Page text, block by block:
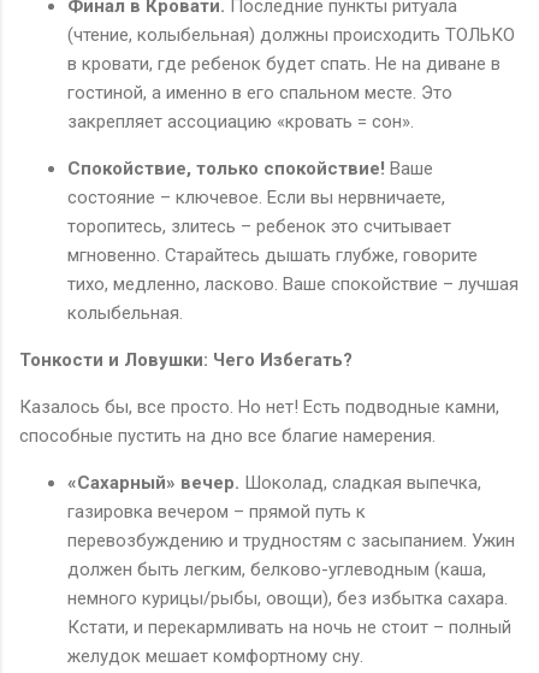
Финал в Кровати. Последние пункты ритуала
(чтение, колыбельная) должны происходить ТОЛЬКО
в кровати, где ребенок будет спать. Не на диване в
гостиной, а именно в его спальном месте. Это
закрепляет ассоциацию «кровать = сон».
Спокойствие, только спокойствие! Ваше
состояние – ключевое. Если вы нервничаете,
торопитесь, злитесь – ребенок это считывает
мгновенно. Старайтесь дышать глубже, говорите
тихо, медленно, ласково. Ваше спокойствие – лучшая
колыбельная.
Тонкости и Ловушки: Чего Избегать?
Казалось бы, все просто. Но нет! Есть подводные камни,
способные пустить на дно все благие намерения.
«Сахарный» вечер. Шоколад, сладкая выпечка,
газировка вечером – прямой путь к
перевозбуждению и трудностям с засыпанием. Ужин
должен быть легким, белково-углеводным (каша,
немного курицы/рыбы, овощи), без избытка сахара.
Кстати, и перекармливать на ночь не стоит – полный
желудок мешает комфортному сну.